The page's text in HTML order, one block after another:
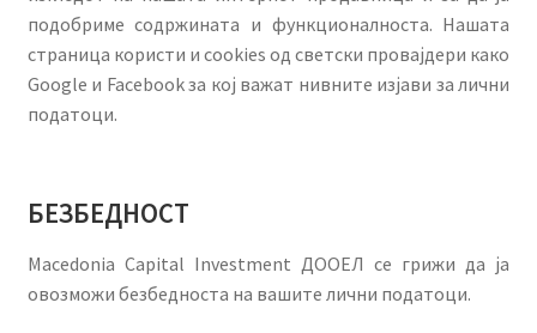
подобриме содржината и функционалноста. Нашата
страница користи и cookies од светски провајдери како
Google и Facebook за кој важат нивните изјави за лични
податоци.
БЕЗБЕДНОСТ
Macedonia Capital Investment ДООЕЛ се грижи да ја
овозможи безбедноста на вашите лични податоци.